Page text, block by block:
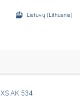
Lietuvių (Lithuania)
XS AK 534